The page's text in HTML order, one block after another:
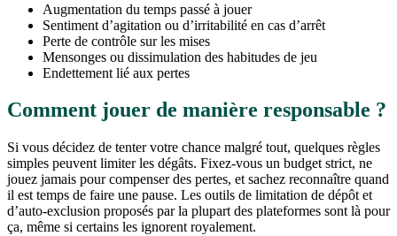
Augmentation du temps passé à jouer
Sentiment d’agitation ou d’irritabilité en cas d’arrêt
Perte de contrôle sur les mises
Mensonges ou dissimulation des habitudes de jeu
Endettement lié aux pertes
Comment jouer de manière responsable ?
Si vous décidez de tenter votre chance malgré tout, quelques règles
simples peuvent limiter les dégâts. Fixez-vous un budget strict, ne
jouez jamais pour compenser des pertes, et sachez reconnaître quand
il est temps de faire une pause. Les outils de limitation de dépôt et
d’auto-exclusion proposés par la plupart des plateformes sont là pour
ça, même si certains les ignorent royalement.